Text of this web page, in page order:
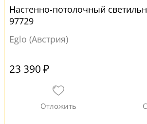
Настенно-потолочный
97729
Eglo (Австрия)
23 390 ₽